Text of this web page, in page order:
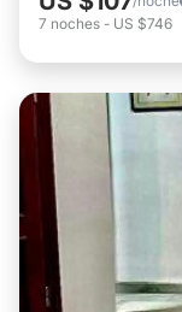
7 noches - US $746